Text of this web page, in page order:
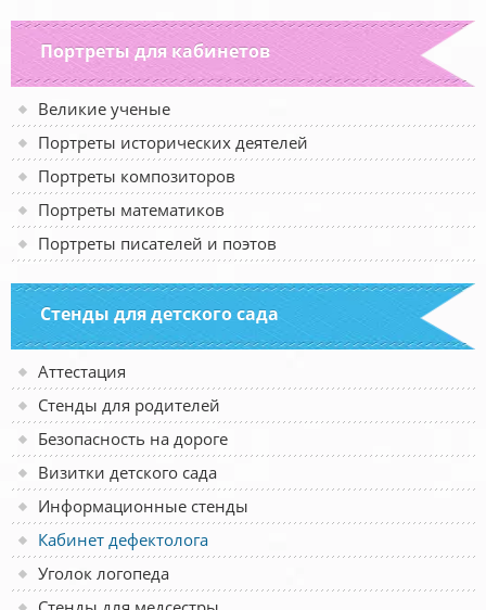
Портреты для кабинетов
Великие ученые
Портреты исторических деятелей
Портреты композиторов
Портреты математиков
Портреты писателей и поэтов
Стенды для детского сада
Аттестация
Стенды для родителей
Безопасность на дороге
Визитки детского сада
Информационные стенды
Кабинет дефектолога
Уголок логопеда